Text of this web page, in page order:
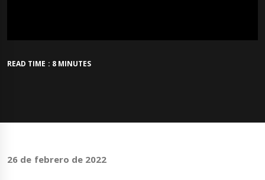
READ TIME : 8 MINUTES
26 de febrero de 2022